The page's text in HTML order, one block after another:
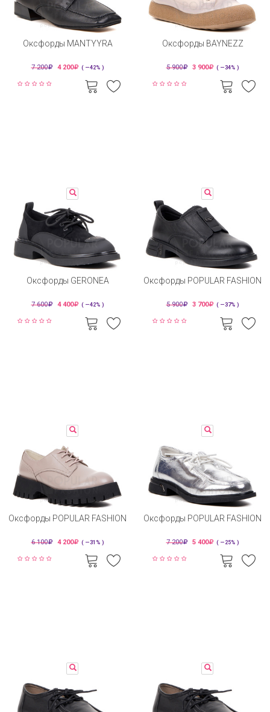
Оксфорды MANTYYRA
7 200 4 200 ( —42% )
Оксфорды BAYNEZZ
5 900 3 900 ( —34% )
Оксфорды GERONEA
7 600 4 400 ( —42% )
Оксфорды POPULAR FASHION
5 900 3 700 ( —37% )
Оксфорды POPULAR FASHION
6 100 4 200 ( —31% )
Оксфорды POPULAR FASHION
7 200 5 400 ( —25% )